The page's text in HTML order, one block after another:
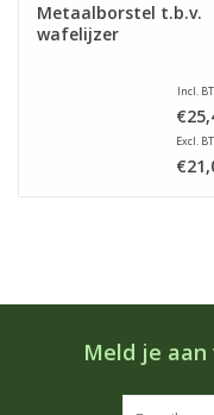
Metaalborstel t.b.v.
wafelijzer
Incl.
Excl.
Meld je